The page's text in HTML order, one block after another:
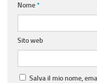
Nome*
Sito web
Salva il mio nome,